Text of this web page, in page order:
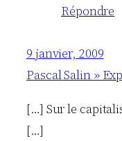
Répondre
9 janvier, 2009
Pascal Salin »
[…] Sur le
[…]